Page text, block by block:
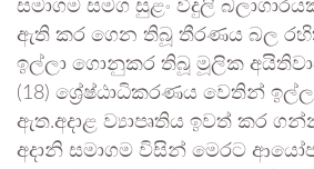
සමාගම සමග සුළං විදුලි
ඇති කර ගෙන තිබූ තීරණය බල
ඉල්ලා ගොනුකර තිබූ මූලික
(18) ශ්‍රේෂ්ඨාධිකරණය වෙතින්
ඇත.අදාළ ව්‍යාපෘතිය ඉවත් කර
අදානි සමාගම විසින් මෙරට